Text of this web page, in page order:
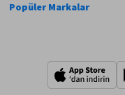
Popüler Markalar